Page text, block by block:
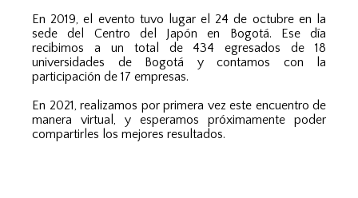
En 2019, el evento tuvo lugar el 24 de octubre en la
sede del Centro del Japón en Bogotá. Ese día
recibimos a un total de 434 egresados de 18
universidades de Bogotá y contamos con la
participación de 17 empresas.
En 2021, realizamos por primera vez este encuentro de
manera virtual, y esperamos próximamente poder
compartirles los mejores resultados.